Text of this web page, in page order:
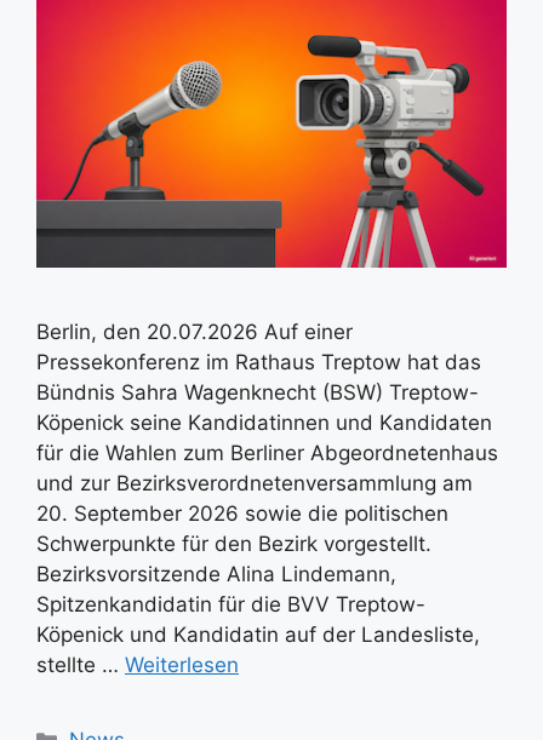
Berlin, den 20.07.2026 Auf einer
Pressekonferenz im Rathaus Treptow hat das
Bündnis Sahra Wagenknecht (BSW) Treptow-
Köpenick seine Kandidatinnen und Kandidaten
für die Wahlen zum Berliner Abgeordnetenhaus
und zur Bezirksverordnetenversammlung am
20. September 2026 sowie die politischen
Schwerpunkte für den Bezirk vorgestellt.
Bezirksvorsitzende Alina Lindemann,
Spitzenkandidatin für die BVV Treptow-
Köpenick und Kandidatin auf der Landesliste,
stellte … Weiterlesen